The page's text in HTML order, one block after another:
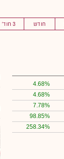
חודש 3 חוד'
4.68%
4.68%
7.78%
98.85%
258.34%